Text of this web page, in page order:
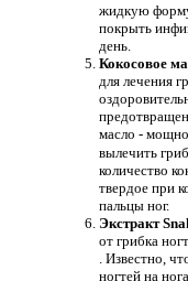
жидкую
покрыть
день.
Кокосовое
для лечения
масло -
вылечить
количество
твердое при
пальцы ног.
Экстракт
от грибка
. Известно,
ногтей на